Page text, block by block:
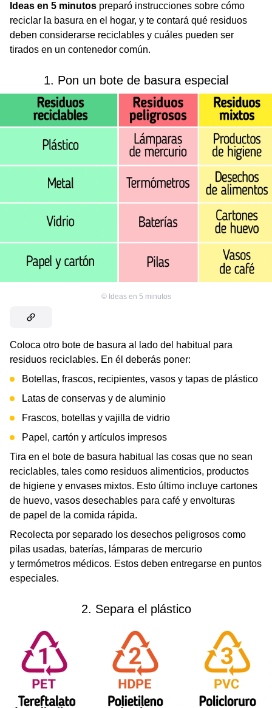
Ideas en 5 minutos preparó instrucciones sobre cómo
reciclar la basura en el hogar, y te contará qué residuos
deben considerarse reciclables y cuáles pueden ser
tirados en un contenedor común.
1. Pon un bote de basura especial
© Ideas en 5 minutos
Coloca otro bote de basura al lado del habitual para
residuos reciclables. En él deberás poner:
Botellas, frascos, recipientes, vasos y tapas de plástico
Latas de conservas y de aluminio
Frascos, botellas y vajilla de vidrio
Papel, cartón y artículos impresos
Tira en el bote de basura habitual las cosas que no sean
reciclables, tales como residuos alimenticios, productos
de higiene y envases mixtos. Esto último incluye cartones
de huevo, vasos desechables para café y envolturas
de papel de la comida rápida.
Recolecta por separado los desechos peligrosos como
pilas usadas, baterías, lámparas de mercurio
y termómetros médicos. Estos deben entregarse en puntos
especiales.
2. Separa el plástico